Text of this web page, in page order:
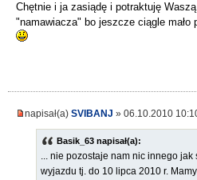
Chętnie i ja zasiądę i potraktuję
"namawiacza" bo jeszcze ciągle mało
napisał(a) SVIBANJ » 06.10.2010
Basik_63 napisał(a):
... nie pozostaje nam nic innego
wyjazdu tj. do 10 lipca 2010 r.